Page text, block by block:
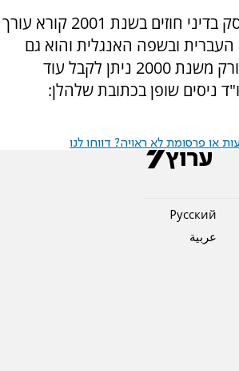
חוזים בשנת 2001
קורא עורך
ובשפה האנגלית והוא גם
משנת 2000
ניתן לקבל עוד
ניסים שופן בכתובת שלהלן:
או פרסומת לא ראויה? דווחו לנו
Pусский
عربية